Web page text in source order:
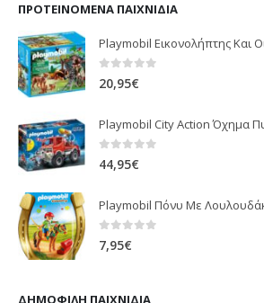
ΠΡΟΤΕΙΝΌΜΕΝΑ ΠΑΙΧΝΊΔΙΑ
0 out of 5
20,95€
0 out of 5
44,95€
Playmobil Πόνυ Με
0out of 5
7,95€
ΔΗΜΟΦΙΛΉ ΠΑΙΧΝΊΔΙΑ